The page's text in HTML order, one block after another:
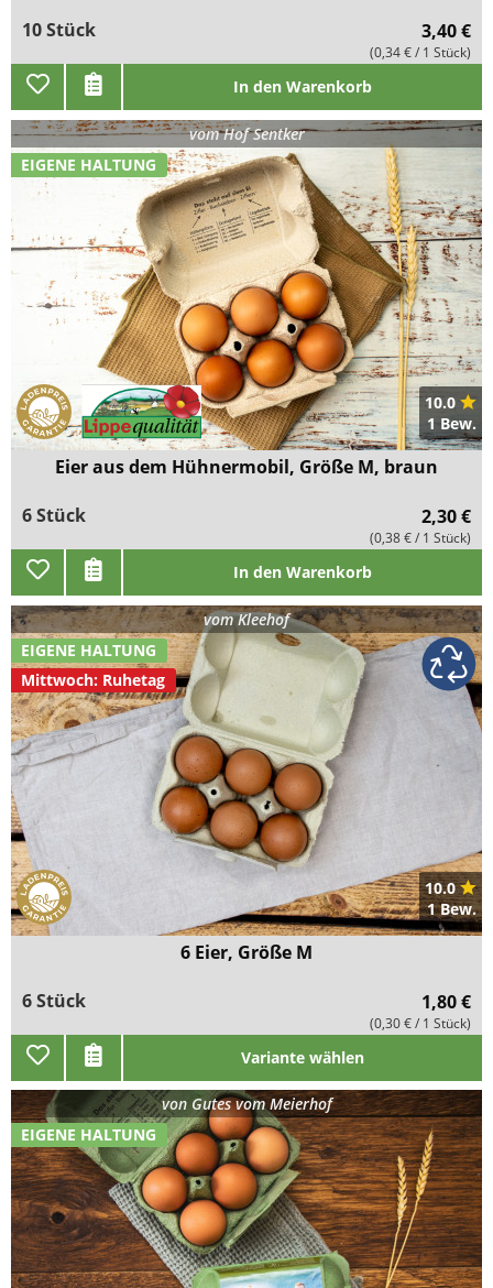
10 Stück
3,40 €
(0,34 € / 1 Stück)
In den Warenkorb
EIGENE HALTUNG
vomHof Sentker
10.0
1 Bew.
Eier aus dem Hühnermobil, Größe M, braun
6 Stück
2,30 €
(0,38 € / 1 Stück)
In den Warenkorb
EIGENE HALTUNG
Mittwoch: Ruhetag
vomKleehof
10.0
1 Bew.
6 Eier, Größe M
6 Stück
1,80 €
(0,30 € / 1 Stück)
Variante wählen
EIGENE HALTUNG
von Gutes vom Meierhof